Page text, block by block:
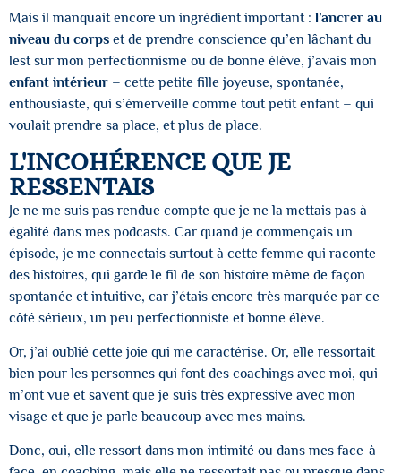
Mais il manquait encore un ingrédient important :l’ancrer au
niveau du corps et de prendre conscience qu’en lâchant du
lest sur mon perfectionnisme ou de bonne élève, j’avais mon
enfant intérieur – cette petite fille joyeuse, spontanée,
enthousiaste, qui s’émerveille comme tout petit enfant – qui
voulait prendre sa place, et plus de place.
L'INCOHÉRENCE QUE JE
RESSENTAIS
Je ne me suis pas rendue compte que je ne la mettais pas à
égalité dans mes podcasts. Car quand je commençais un
épisode, je me connectais surtout à cette femme qui raconte
des histoires, qui garde le fil de son histoire même de façon
spontanée et intuitive, car j’étais encore très marquée par ce
côté sérieux, un peu perfectionniste et bonne élève.
Or, j’ai oublié cette joie qui me caractérise. Or, elle ressortait
bien pour les personnes qui font des coachings avec moi, qui
m’ont vue et savent que je suis très expressive avec mon
visage et que je parle beaucoup avec mes mains.
Donc, oui, elle ressort dans mon intimité ou dans mes face-à-